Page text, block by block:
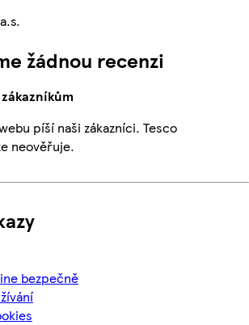
žádnou recenzi
píší naši zákazníci. Tesco
neověřuje.
bezpečně